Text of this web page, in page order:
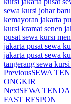
sewa kursi johar
kemayoran jakarta
kursi kramat senen
pusat sewa kursi
jakarta pusat sewa
jakarta pusat sewa
tangerang sewa kursi
PreviousSEWA
ONGKIR
NextSEWA
FAST RESPON